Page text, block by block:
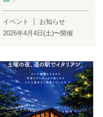
イベント
お知らせ
2026年4月4日(土)〜開催